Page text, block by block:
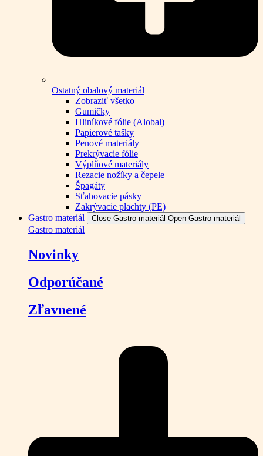
Ostatný obalový materiál
Zobraziť všetko
Gumičky
Hliníkové fólie (Alobal)
Papierové tašky
Penové materiály
Prekrývacie fólie
Výplňové materiály
Rezacie nožíky a čepele
Špagáty
Sťahovacie pásky
Zakrývacie plachty (PE)
Gastro materiál
Close Gastro materiál Open Gastro materiál
Gastro materiál
Novinky
Odporúčané
Zľavnené